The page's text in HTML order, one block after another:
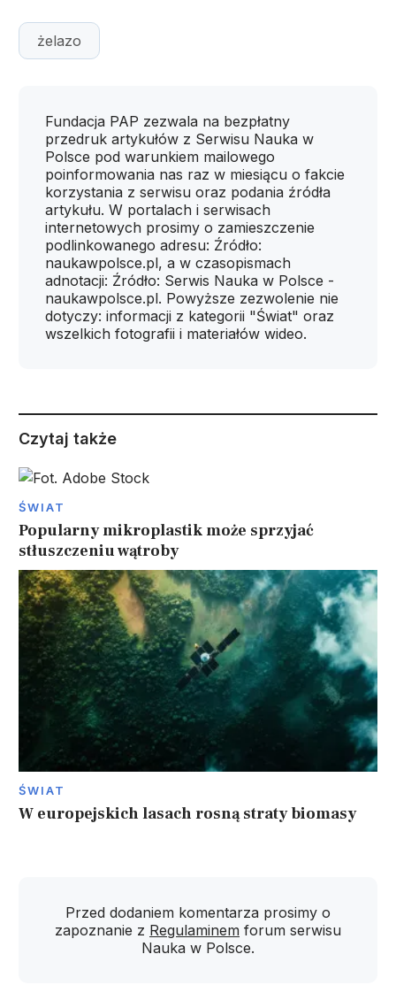
żelazo
Fundacja PAP zezwala na bezpłatny
przedruk artykułów z Serwisu Nauka w
Polsce pod warunkiem mailowego
poinformowania nas raz w miesiącu o fakcie
korzystania z serwisu oraz podania źródła
artykułu. W portalach i serwisach
internetowych prosimy o zamieszczenie
podlinkowanego adresu: Źródło:
naukawpolsce.pl, a w czasopismach
adnotacji: Źródło: Serwis Nauka w Polsce -
naukawpolsce.pl. Powyższe zezwolenie nie
dotyczy: informacji z kategorii "Świat" oraz
wszelkich fotografii i materiałów wideo.
Czytaj także
ŚWIAT
Popularny mikroplastik może sprzyjać
stłuszczeniu wątroby
ŚWIAT
W europejskich lasach rosną straty biomasy
Przed dodaniem komentarza prosimy o
zapoznanie z Regulaminem forum serwisu
Nauka w Polsce.